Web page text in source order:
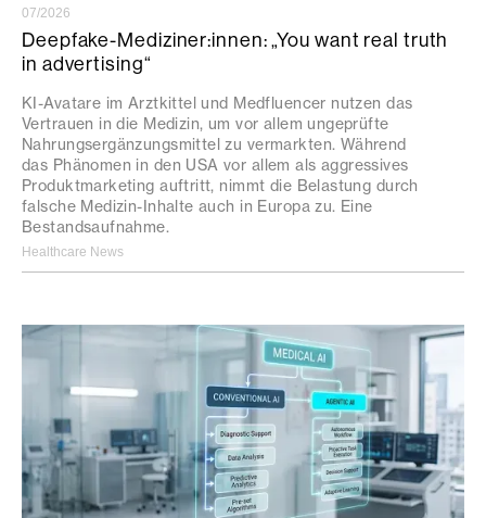
07/2026
Deepfake-Mediziner:innen: „You want real truth
in advertising“
KI-Avatare im Arztkittel und Medfluencer nutzen das
Vertrauen in die Medizin, um vor allem ungeprüfte
Nahrungsergänzungsmittel zu vermarkten. Während
das Phänomen in den USA vor allem als aggressives
Produktmarketing auftritt, nimmt die Belastung durch
falsche Medizin-Inhalte auch in Europa zu. Eine
Bestandsaufnahme.
Healthcare News